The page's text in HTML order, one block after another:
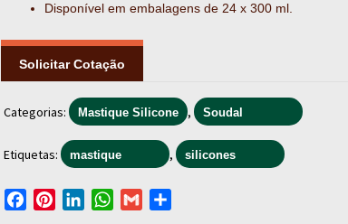
Disponível em embalagens de 24 x 300 ml.
Solicitar Cotação
Categorias: Mastique Silicone , Soudal
Etiquetas: mastique , silicones
W